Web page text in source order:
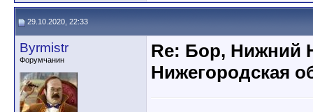
29.10.2020, 22:33
Byrmistr
Форумчанин
Re: Бор, Нижний
Нижегородская